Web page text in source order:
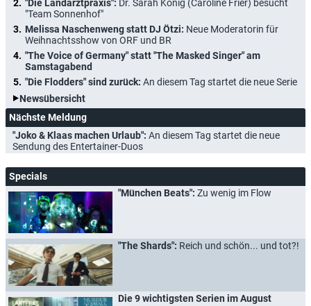
"Die Landarztpraxis": Dr. Sarah König (Caroline Frier) besucht
"Team Sonnenhof"
Melissa Naschenweng statt DJ Ötzi: Neue Moderatorin für
Weihnachtsshow von ORF und BR
"The Voice of Germany" statt "The Masked Singer" am
Samstagabend
"Die Flodders" sind zurück: An diesem Tag startet die neue Serie
Newsübersicht
Nächste Meldung
"Joko & Klaas machen Urlaub": An diesem Tag startet die neue
Sendung des Entertainer-Duos
Specials
"München Beats": Zu wenig im Flow
"The Shards": Reich und schön... und tot?!
Die 9 wichtigsten Serien im August